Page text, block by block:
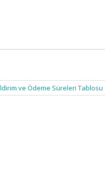
ve Ödeme Süreleri Tablosu